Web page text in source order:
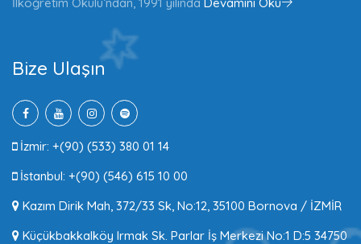
Bize Ulaşın
İzmir: +(90) (533) 380 01 14
İstanbul: +(90) (546) 615 10 00
Kazım Dirik Mah, 372/33 Sk, No:12, 35100 Bornova / İZMİR
Küçükbakkalköy Irmak Sk. Parlar İş Merkezi No:1 D:5 34750